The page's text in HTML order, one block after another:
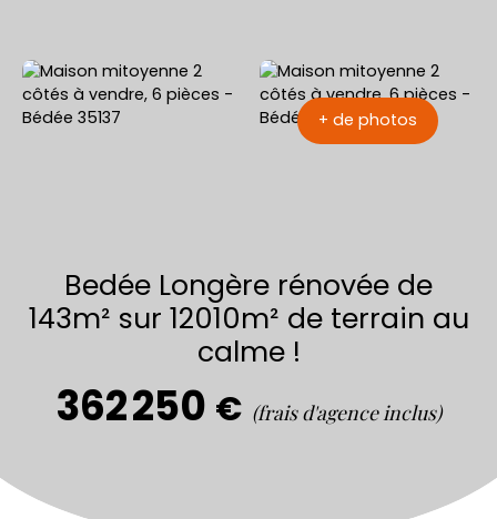
+ de photos
Bedée Longère rénovée de
143m² sur 12010m² de terrain au
calme !
362 250 € (frais d'agence inclus)